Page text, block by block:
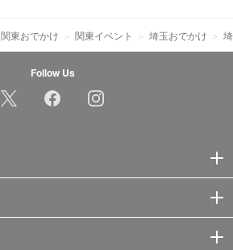
関東おでかけ 関東イベント 埼玉おでかけ
Follow Us